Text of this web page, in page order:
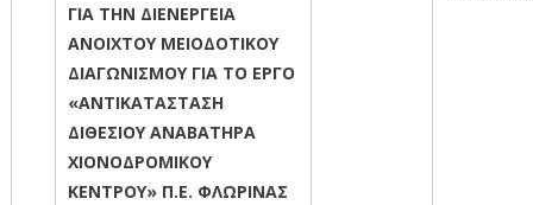
ΓΙΑ ΤΗΝ ΔΙΕΝΕΡΓΕΙΑ
ΑΝΟΙΧΤΟΥ ΜΕΙΟΔΟΤΙΚΟΥ
ΔΙΑΓΩΝΙΣΜΟΥ ΓΙΑ ΤΟ ΕΡΓΟ
«ΑΝΤΙΚΑΤΑΣΤΑΣΗ
ΔΙΘΕΣΙΟΥ ΑΝΑΒΑΤΗΡΑ
ΧΙΟΝΟΔΡΟΜΙΚΟΥ
ΚΕΝΤΡΟΥ» Π.Ε. ΦΛΩΡΙΝΑΣ